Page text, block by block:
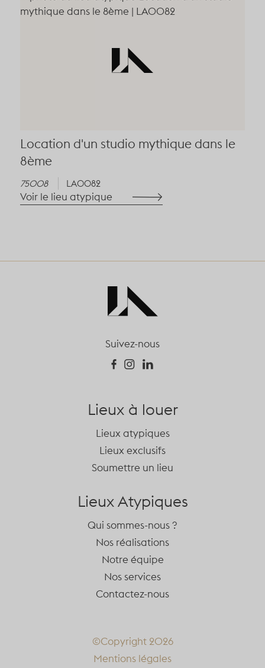
Location d'un studio mythique dans le
8ème
75008 LA0082
Voir le lieu atypique
Suivez-nous
Lieux à louer
Lieux atypiques
Lieux exclusifs
Soumettre un lieu
Lieux Atypiques
Qui sommes-nous ?
Nos réalisations
Notre équipe
Nos services
Contactez-nous
©Copyright 2026
Mentions légales